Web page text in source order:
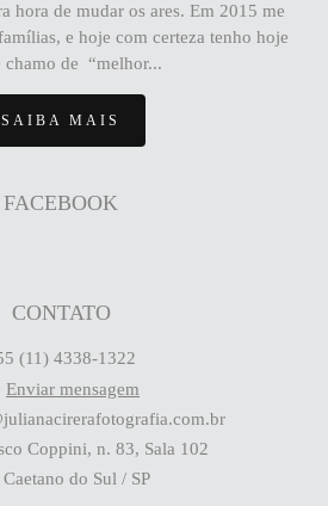
hora de mudar os ares. Em 2015 me
e hoje com certeza tenho hoje
chamo de “melhor...
SAIBA MAIS
FACEBOOK
CONTATO
(11) 4338-1322
Enviar mensagem
Coppini, n. 83, Sala 102
Caetano do Sul / SP